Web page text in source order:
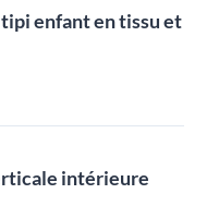
enfant en tissu et
intérieure